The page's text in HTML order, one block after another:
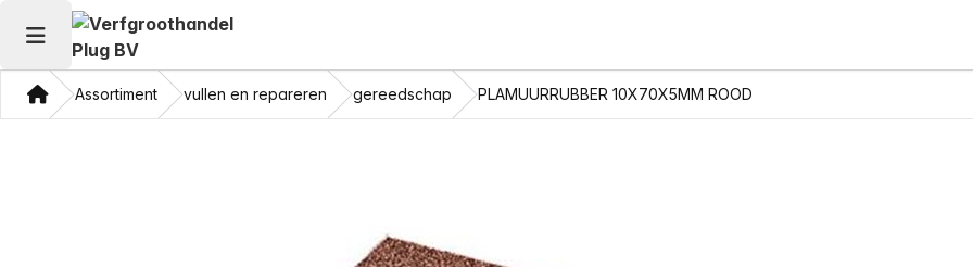
Hoofdmenu openen
ThuisAssortiment vullen en repareren gereedschap PLAMUURRUBBER 10X70X5MM ROOD